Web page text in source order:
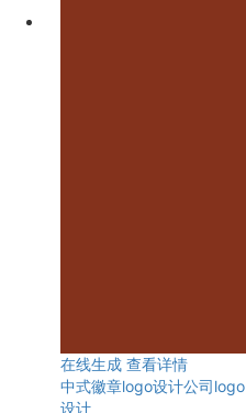
在线生成 查看详情
中式徽章logo设计公司logo
设计